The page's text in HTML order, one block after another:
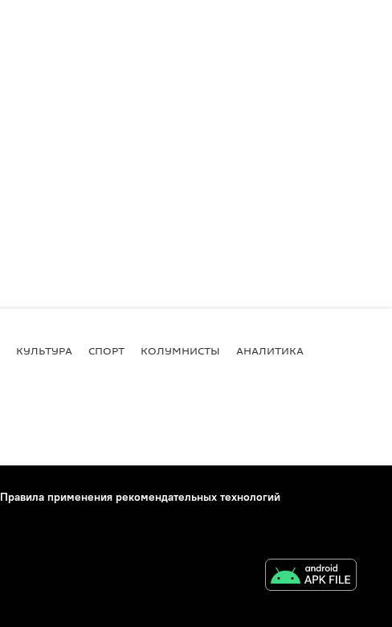
КУЛЬТУРА СПОРТ КОЛУМНИСТЫ АНАЛИТИКА
Правила применения рекомендательных технологий